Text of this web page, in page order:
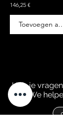
146,25 €
Toevoegen
Heb je
We